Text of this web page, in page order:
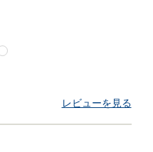
レビューを見る